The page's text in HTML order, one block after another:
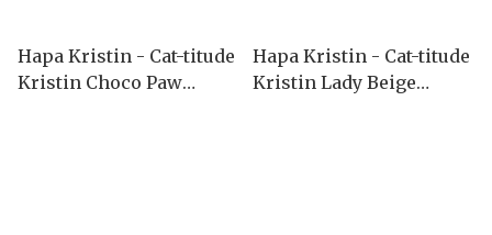
Hapa Kristin - Cat-titude
Kristin Choco Paw
Hapa Kristin - Cat-titude
Kristin Lady Beige